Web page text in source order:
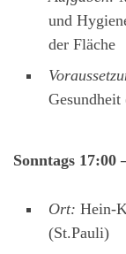
und
der Fläche
Gesundheit
Sonntags 17:00
Ort: Hein-
(St.Pauli)